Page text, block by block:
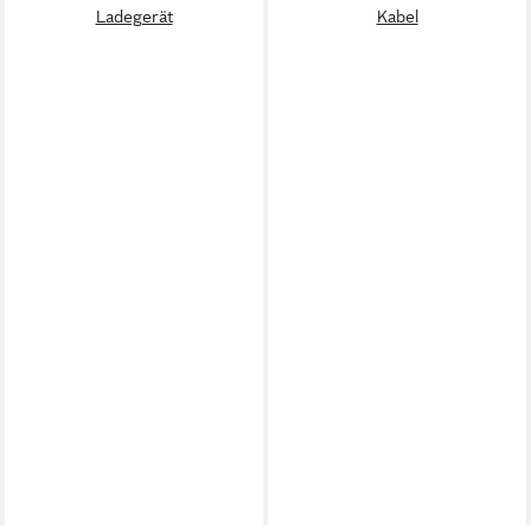
Ladegerät
Kabel